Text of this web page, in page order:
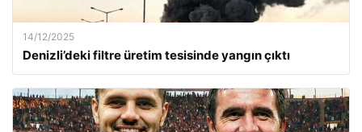
14/12/2025
Denizli’deki filtre üretim tesisinde yangın çıktı